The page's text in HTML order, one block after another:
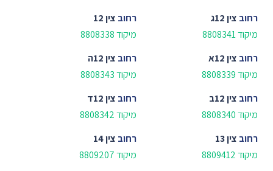
רחוב צין 12ג
מיקוד 8808341
רחוב צין 12
מיקוד 8808338
רחוב צין 12א
מיקוד 8808339
רחוב צין 12ה
מיקוד 8808343
רחוב צין 12ב
מיקוד 8808340
רחוב צין 12ד
מיקוד 8808342
רחוב צין 13
מיקוד 8809412
רחוב צין 14
מיקוד 8809207